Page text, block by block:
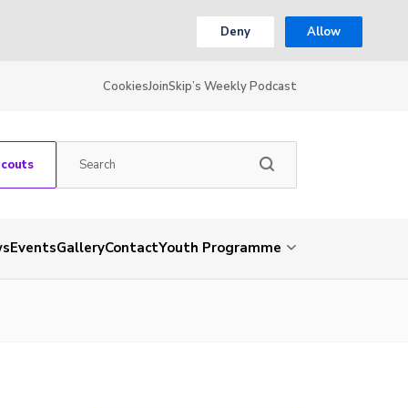
Deny Allow
CookiesJoinSkip’s Weekly Podcast
EventsGalleryContactYouth Programme